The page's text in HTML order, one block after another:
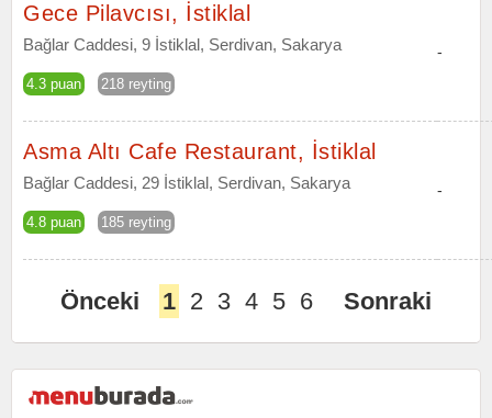
Gece Pilavcısı, İstiklal
Bağlar Caddesi, 9 İstiklal, Serdivan, Sakarya
4.3 puan 218 reyting
-
Asma Altı Cafe Restaurant, İstiklal
Bağlar Caddesi, 29 İstiklal, Serdivan, Sakarya
4.8 puan 185 reyting
-
Önceki 1 2 3 4 5 6 Sonraki